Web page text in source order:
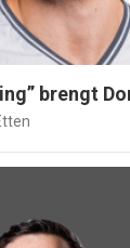
brengt